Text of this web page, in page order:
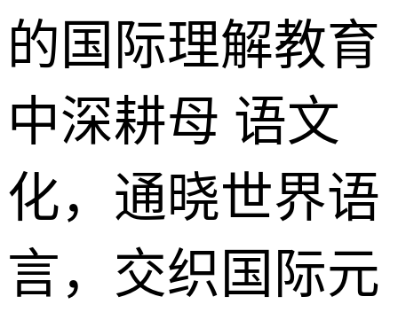
的国际理解教育
中深耕母 语文
化，通晓世界语
言，交织国际元